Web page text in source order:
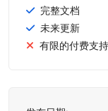
完整文档
未来更新
有限的付费支持